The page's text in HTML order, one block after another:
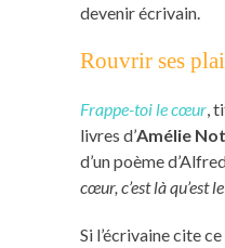
devenir écrivain.
Rouvrir ses
Frappe-toi le cœur ,
livres d’Amélie
d’un poème
cœur, c’est là qu’est
Si l’écrivaine cite